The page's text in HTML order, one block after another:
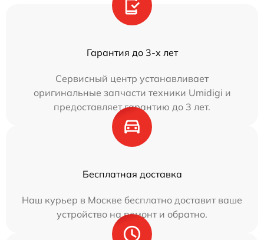
Гарантия до 3-х лет
Сервисный центр устанавливает
оригинальные запчасти техники Umidigi и
предоставляет гарантию до 3 лет.
Бесплатная доставка
Наш курьер в Москве бесплатно доставит ваше
устройство на ремонт и обратно.